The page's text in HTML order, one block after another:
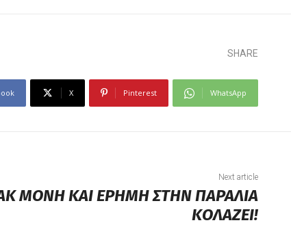
SHARE
X Pinterest WhatsApp
Next article
ΜΟΝΗ ΚΑΙ ΕΡΗΜΗ ΣΤΗΝ ΠΑΡΑΛΙΑ
ΚΟΛΑΖΕΙ!